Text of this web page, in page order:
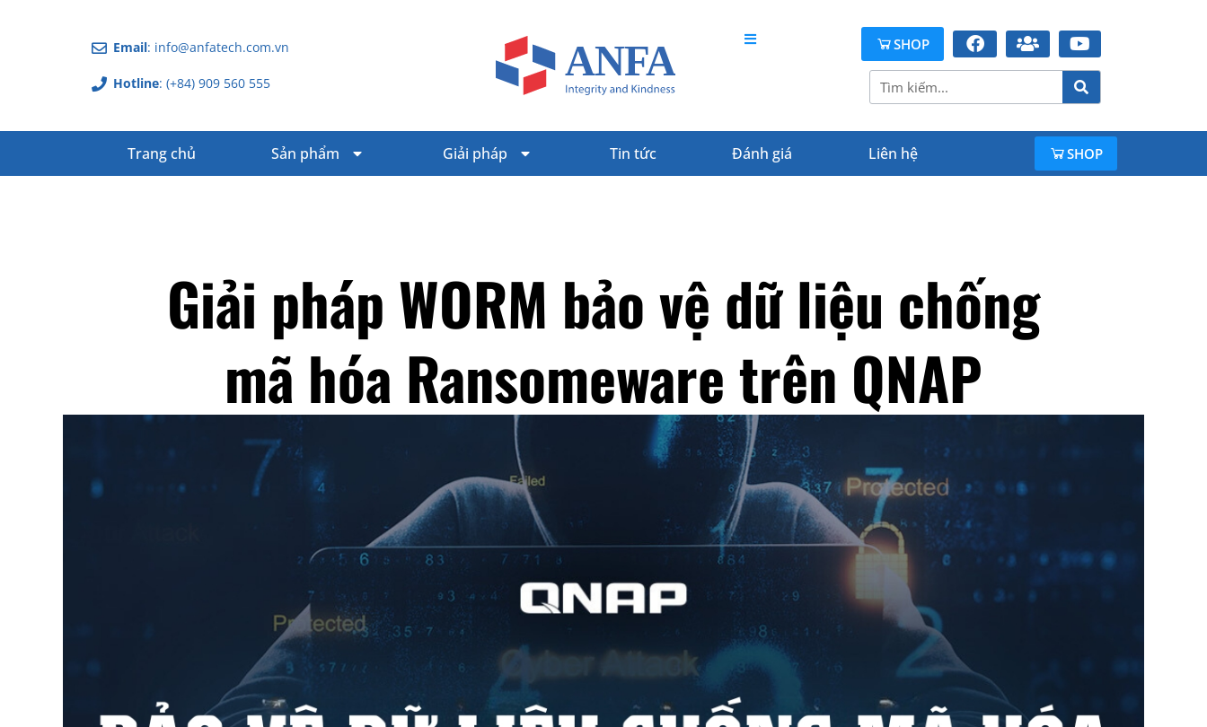
Email: info@anfatech.com.vn
Hotline: (+84) 909 560 555
SHOP
Trang chủ Sản phẩm Giải pháp Tin tức Đánh giá Liên hệ SHOP
Giải pháp WORM bảo vệ dữ liệu chống
mã hóa Ransomeware trên QNAP